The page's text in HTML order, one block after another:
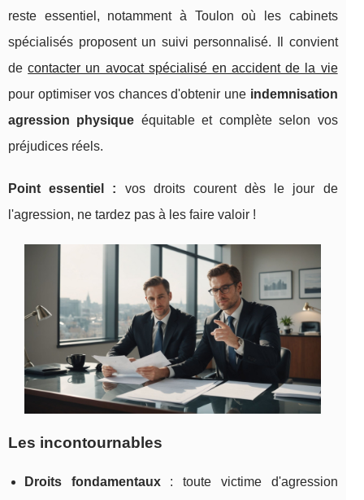
reste essentiel, notamment à Toulon où les cabinets
spécialisés proposent un suivi personnalisé. Il convient
decontacter un avocat spécialisé en accident de la vie
pour optimiser vos chances d'obtenir une indemnisation
agression physique équitable et complète selon vos
préjudices réels.
Point essentiel : vos droits courent dès le jour de
l'agression, ne tardez pas à les faire valoir !
Les incontournables
Droits fondamentaux: toute victime d'agression